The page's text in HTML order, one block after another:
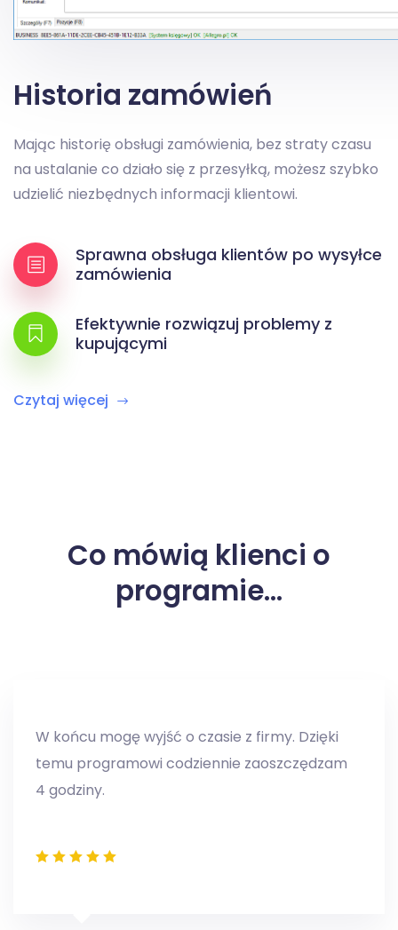
Historia zamówień
Mając historię obsługi zamówienia, bez straty czasu
na ustalanie co działo się z przesyłką, możesz szybko
udzielić niezbędnych informacji klientowi.
Sprawna obsługa klientów po wysyłce
zamówienia
Efektywnie rozwiązuj problemy z
kupującymi
Czytaj więcej
Co mówią klienci o
programie...
W końcu mogę wyjść o czasie z firmy. Dzięki
temu programowi codziennie zaoszczędzam
4 godziny.